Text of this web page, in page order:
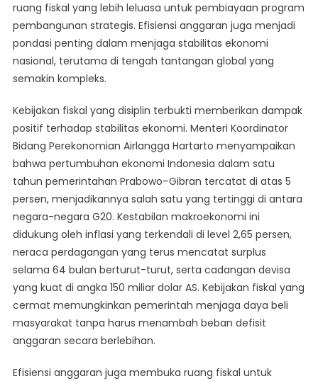
ruang fiskal yang lebih leluasa untuk pembiayaan program
pembangunan strategis. Efisiensi anggaran juga menjadi
pondasi penting dalam menjaga stabilitas ekonomi
nasional, terutama di tengah tantangan global yang
semakin kompleks.
Kebijakan fiskal yang disiplin terbukti memberikan dampak
positif terhadap stabilitas ekonomi. Menteri Koordinator
Bidang Perekonomian Airlangga Hartarto menyampaikan
bahwa pertumbuhan ekonomi Indonesia dalam satu
tahun pemerintahan Prabowo–Gibran tercatat di atas 5
persen, menjadikannya salah satu yang tertinggi di antara
negara-negara G20. Kestabilan makroekonomi ini
didukung oleh inflasi yang terkendali di level 2,65 persen,
neraca perdagangan yang terus mencatat surplus
selama 64 bulan berturut-turut, serta cadangan devisa
yang kuat di angka 150 miliar dolar AS. Kebijakan fiskal yang
cermat memungkinkan pemerintah menjaga daya beli
masyarakat tanpa harus menambah beban defisit
anggaran secara berlebihan.
Efisiensi anggaran juga membuka ruang fiskal untuk